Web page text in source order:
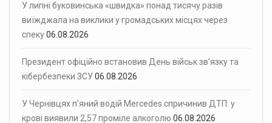
У липні буковинська «швидка» понад тисячу разів
виїжджала на виклики у громадських місцях через
спеку06.08.2026
Президент офіційно встановив День військ зв’язку та
кібербезпеки ЗСУ06.08.2026
У Чернівцях п’яний водій Mercedes спричинив ДТП: у
крові виявили 2,57 проміле алкоголю 06.08.2026